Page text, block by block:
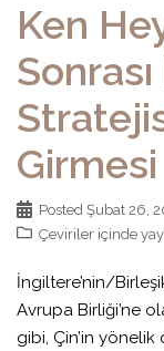
Ken
Girmesi
Posted Şubat 26,
Çeviriler içinde
İngiltere’nin/
Avrupa Birliği’ne
gibi, Çin’in